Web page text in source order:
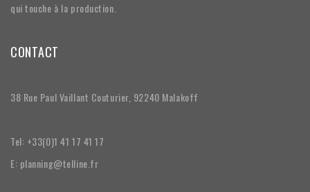
qui touche à la production.
CONTACT
38 Rue Paul Vaillant Couturier, 92240 Malakoff
Tel: +33(0)1 41 17 41 17
E: planning@telline.fr